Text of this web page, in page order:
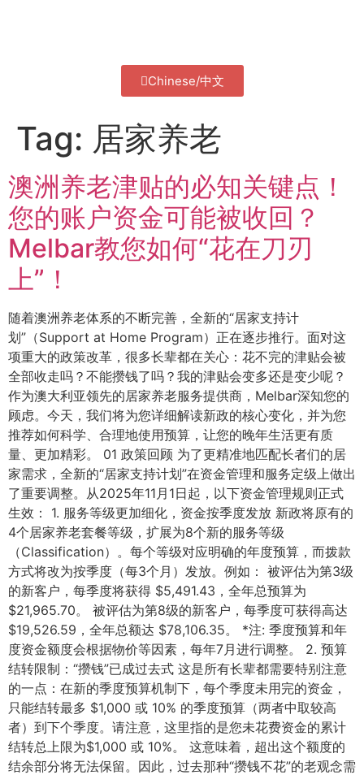
Chinese/中文
Tag: 居家养老
澳洲养老津贴的必知关键点！
您的账户资金可能被收回？
Melbar教您如何“花在刀刃
上”！
随着澳洲养老体系的不断完善，全新的“居家支持计
划”（Support at Home Program）正在逐步推行。面对这
项重大的政策改革，很多长辈都在关心：花不完的津贴会被
全部收走吗？不能攒钱了吗？我的津贴会变多还是变少呢？
作为澳大利亚领先的居家养老服务提供商，Melbar深知您的
顾虑。今天，我们将为您详细解读新政的核心变化，并为您
推荐如何科学、合理地使用预算，让您的晚年生活更有质
量、更加精彩。 01 政策回顾 为了更精准地匹配长者们的居
家需求，全新的“居家支持计划”在资金管理和服务定级上做出
了重要调整。从2025年11月1日起，以下资金管理规则正式
生效： 1. 服务等级更加细化，资金按季度发放 新政将原有的
4个居家养老套餐等级，扩展为8个新的服务等级
（Classification）。每个等级对应明确的年度预算，而拨款
方式将改为按季度（每3个月）发放。例如： 被评估为第3级
的新客户，每季度将获得 $5,491.43，全年总预算为
$21,965.70。 被评估为第8级的新客户，每季度可获得高达
$19,526.59，全年总额达 $78,106.35。 *注: 季度预算和年
度资金额度会根据物价等因素，每年7月进行调整。 2. 预算
结转限制：“攒钱”已成过去式 这是所有长辈都需要特别注意
的一点：在新的季度预算机制下，每个季度未用完的资金，
只能结转最多 $1,000 或 10% 的季度预算（两者中取较高
者）到下个季度。请注意，这里指的是您未花费资金的累计
结转总上限为$1,000 或 10%。 这意味着，超出这个额度的
结余部分将无法保留。因此，过去那种“攒钱不花”的老观念需